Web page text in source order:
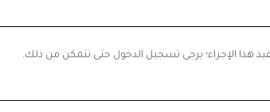
هذا الإجراء؛ يرجى تسجيل الدخول حتى تتمكن من ذلك.